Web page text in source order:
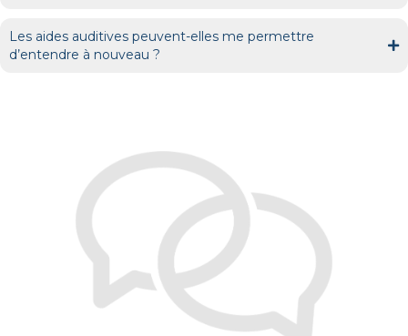
Les aides auditives peuvent-elles me permettre
d’entendre à nouveau ?